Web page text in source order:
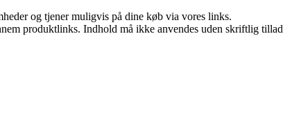
og tjener muligvis på dine køb via vores links.
produktlinks. Indhold må ikke anvendes uden skriftlig